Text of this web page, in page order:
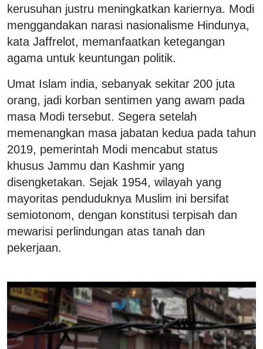
kerusuhan justru meningkatkan kariernya. Modi
menggandakan narasi nasionalisme Hindunya,
kata Jaffrelot, memanfaatkan ketegangan
agama untuk keuntungan politik.
Umat Islam india, sebanyak sekitar 200 juta
orang, jadi korban sentimen yang awam pada
masa Modi tersebut. Segera setelah
memenangkan masa jabatan kedua pada tahun
2019, pemerintah Modi mencabut status
khusus Jammu dan Kashmir yang
disengketakan. Sejak 1954, wilayah yang
mayoritas penduduknya Muslim ini bersifat
semiotonom, dengan konstitusi terpisah dan
mewarisi perlindungan atas tanah dan
pekerjaan.